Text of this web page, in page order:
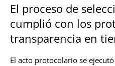
El proceso de
cumplió con los
transparencia en
El acto protocolario se